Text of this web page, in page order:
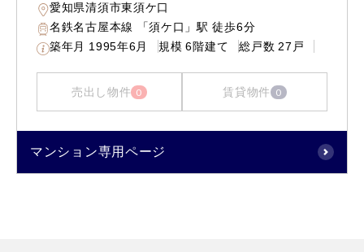
愛知県清須市東須ケ口
名鉄名古屋本線 「須ケ口」駅 徒歩6分
築年月 1995年6月 規模 6階建て 総戸数 27戸
売出し物件 0 賃貸物件 0
マンション専用ページ